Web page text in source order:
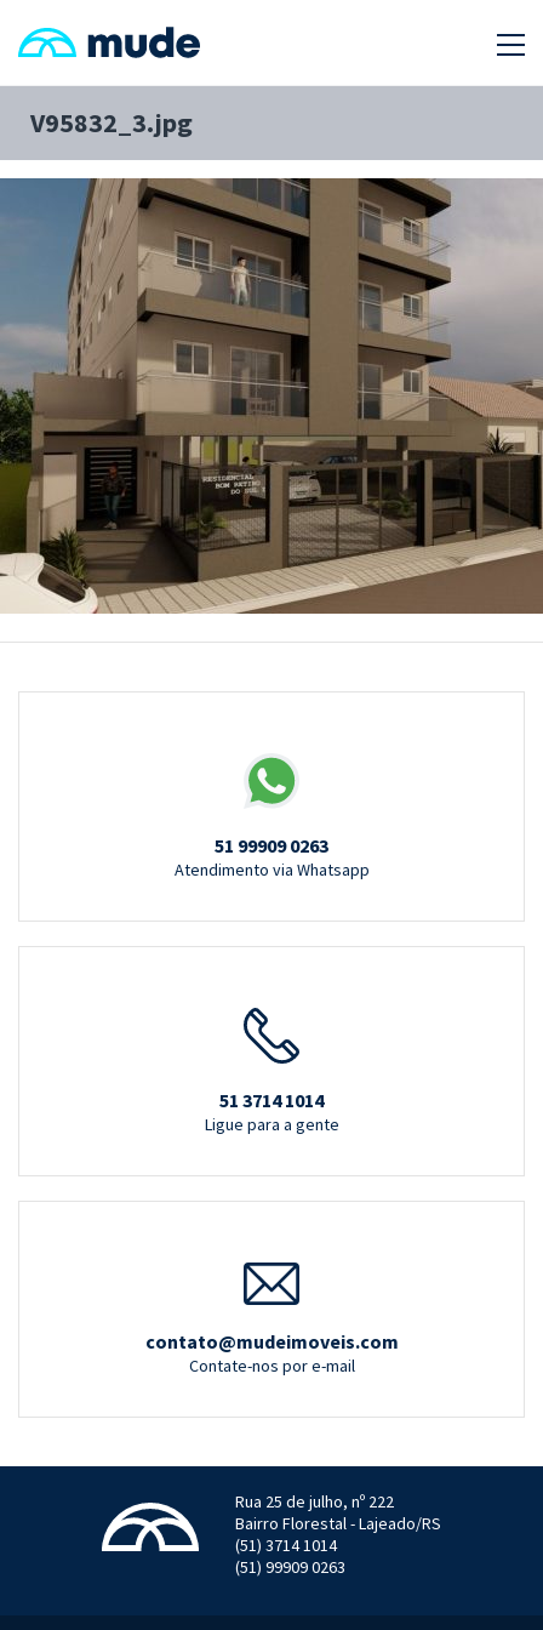
V95832_3.jpg
51 99909 0263
Atendimento via Whatsapp
51 3714 1014
Ligue para a gente
contato@mudeimoveis.com
Contate-nos por e-mail
Rua 25 de julho, nº 222
Bairro Florestal - Lajeado/RS
(51) 3714 1014
(51) 99909 0263